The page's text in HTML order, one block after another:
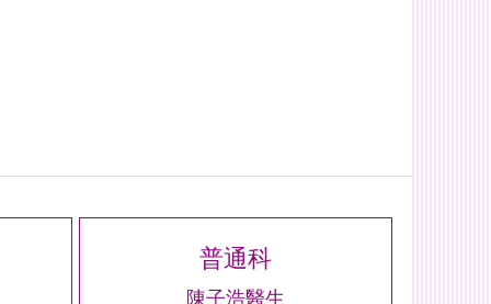
普通科
陳子浩醫生